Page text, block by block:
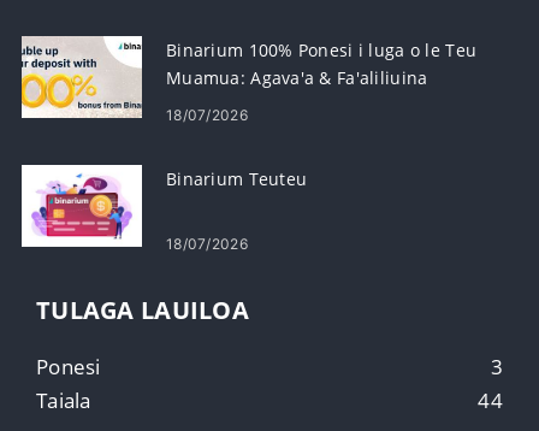
Binarium 100% Ponesi i luga o le Teu
Muamua: Agava'a & Fa'aliliuina
18/07/2026
Binarium Teuteu
18/07/2026
TULAGA LAUILOA
Ponesi
3
Taiala
44